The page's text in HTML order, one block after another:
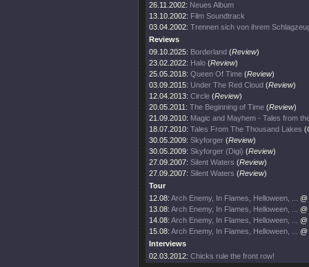
26.11.2002: Neues Album
13.10.2002: Film Soundtrack
03.04.2002: Trennen sich von ihrem
Reviews
09.10.2025: Borderland (Review)
23.02.2022: Halo (Review)
25.05.2018: Queen Of Time (Review)
03.09.2015: Under The Red Cloud (Review)
12.04.2013: Circle (Review)
20.05.2011: The Beginning of Time (Review)
21.09.2010: Magic and Mayhem - Tales from
18.07.2010: Tales From The Thousand Lakes (
30.05.2009: Skyforger (Review)
30.05.2009: Skyforger (Digi) (Review)
27.09.2007: Silent Waters (Review)
27.09.2007: Silent Waters (Review)
Tour
12.08: Arch Enemy, In Flames, Helloween, ...
13.08: Arch Enemy, In Flames, Helloween, ...
14.08: Arch Enemy, In Flames, Helloween, ...
15.08: Arch Enemy, In Flames, Helloween, ...
Interviews
02.03.2012: Chicks rule the front row!